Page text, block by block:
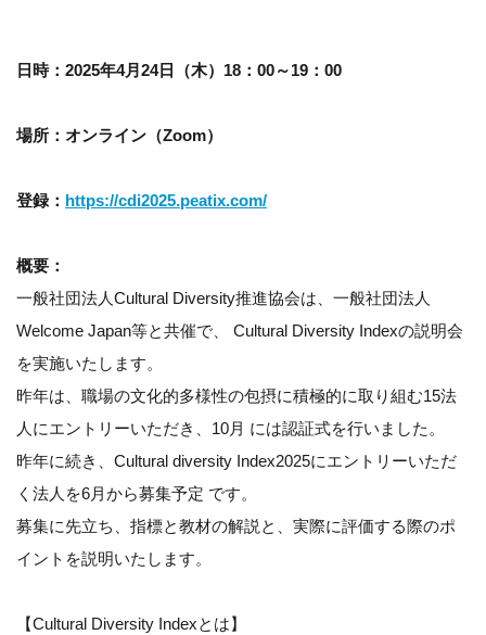
日時：2025年4月24日（木）18：00～19：00
場所：オンライン（Zoom）
登録： https://cdi2025.peatix.com/
概要：
一般社団法人Cultural Diversity推進協会は、一般社団法人
Welcome Japan等と共催で、 Cultural Diversity Indexの説明会
を実施いたします。
昨年は、職場の文化的多様性の包摂に積極的に取り組む15法
人にエントリーいただき、10月 には認証式を行いました。
昨年に続き、Cultural diversity Index2025にエントリーいただ
く法人を6月から募集予定 です。
募集に先立ち、指標と教材の解説と、実際に評価する際のポ
イントを説明いたします。
【Cultural Diversity Indexとは】